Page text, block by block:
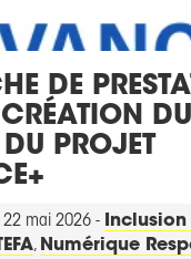
DE
DU PROJET
22 mai 2026 -
, Numérique